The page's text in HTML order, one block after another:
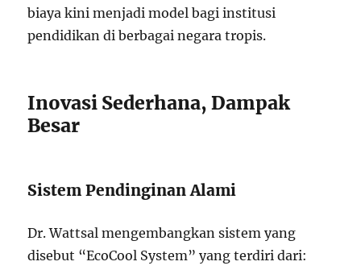
biaya kini menjadi model bagi institusi
pendidikan di berbagai negara tropis.
Inovasi Sederhana, Dampak
Besar
Sistem Pendinginan Alami
Dr. Wattsal mengembangkan sistem yang
disebut “EcoCool System” yang terdiri dari: